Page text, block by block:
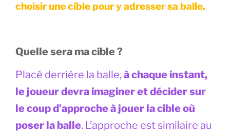
choisir une cible pour y adresser sa balle.
Quelle sera ma cible ?
Placé derrière la balle,à chaque instant,
le joueur devra imaginer et décider sur
le coup d’approche à jouer la cible où
poser la balle. L’approche est similaire au